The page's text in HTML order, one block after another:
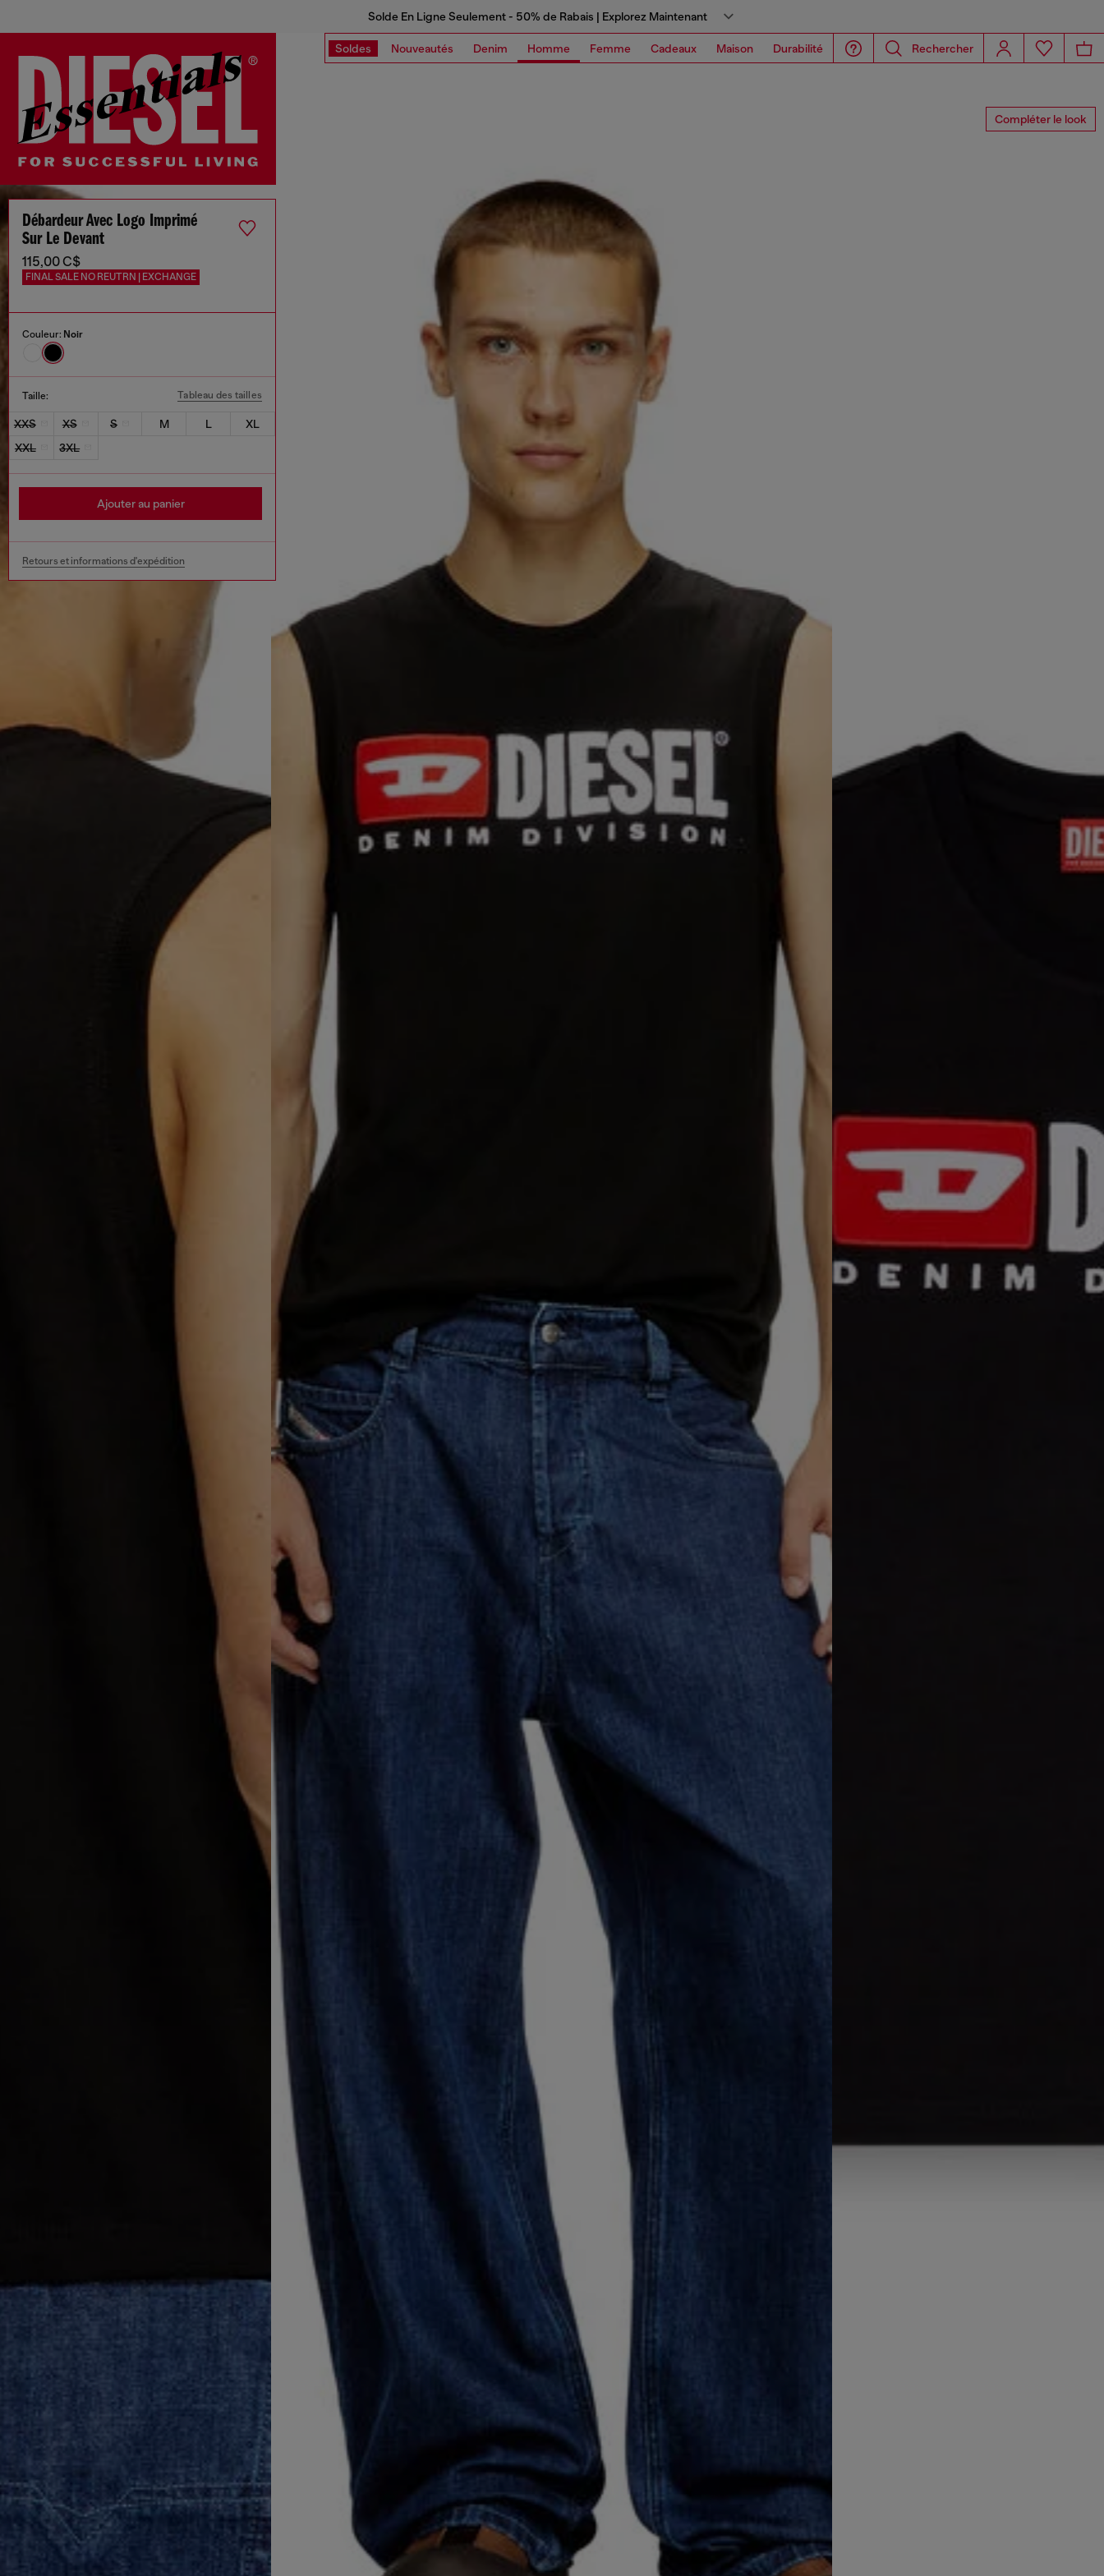
Solde En Ligne Seulement - 50% de Rabais | Explorez Maintenant
Soldes Nouveautés Denim Homme Femme Cadeaux Maison Durabilité Rechercher
Compléter le look
Débardeur Avec Logo Imprimé
Sur Le Devant
115,00 C$
FINAL SALE NO REUTRN | EXCHANGE
Couleur: Noir
Taille: Tableau des tailles
XXS XS S M L
XL
XXL
3XL
Ajouter au panier
Retours et informations d'expédition